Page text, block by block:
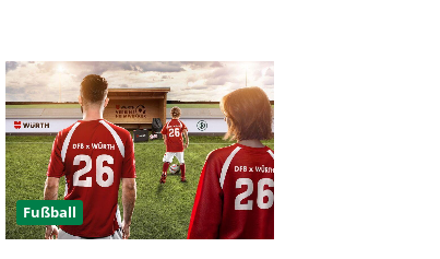
Fußball